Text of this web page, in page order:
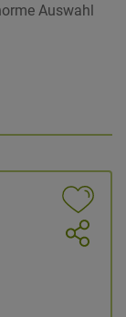
Auswahl